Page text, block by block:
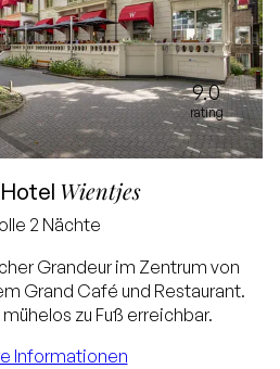
9.0
rating
Wientjes
2 Nächte
Grandeur im Zentrum von
Grand Café und Restaurant.
zu Fuß erreichbar.
Informationen
und
(€ 3,75)